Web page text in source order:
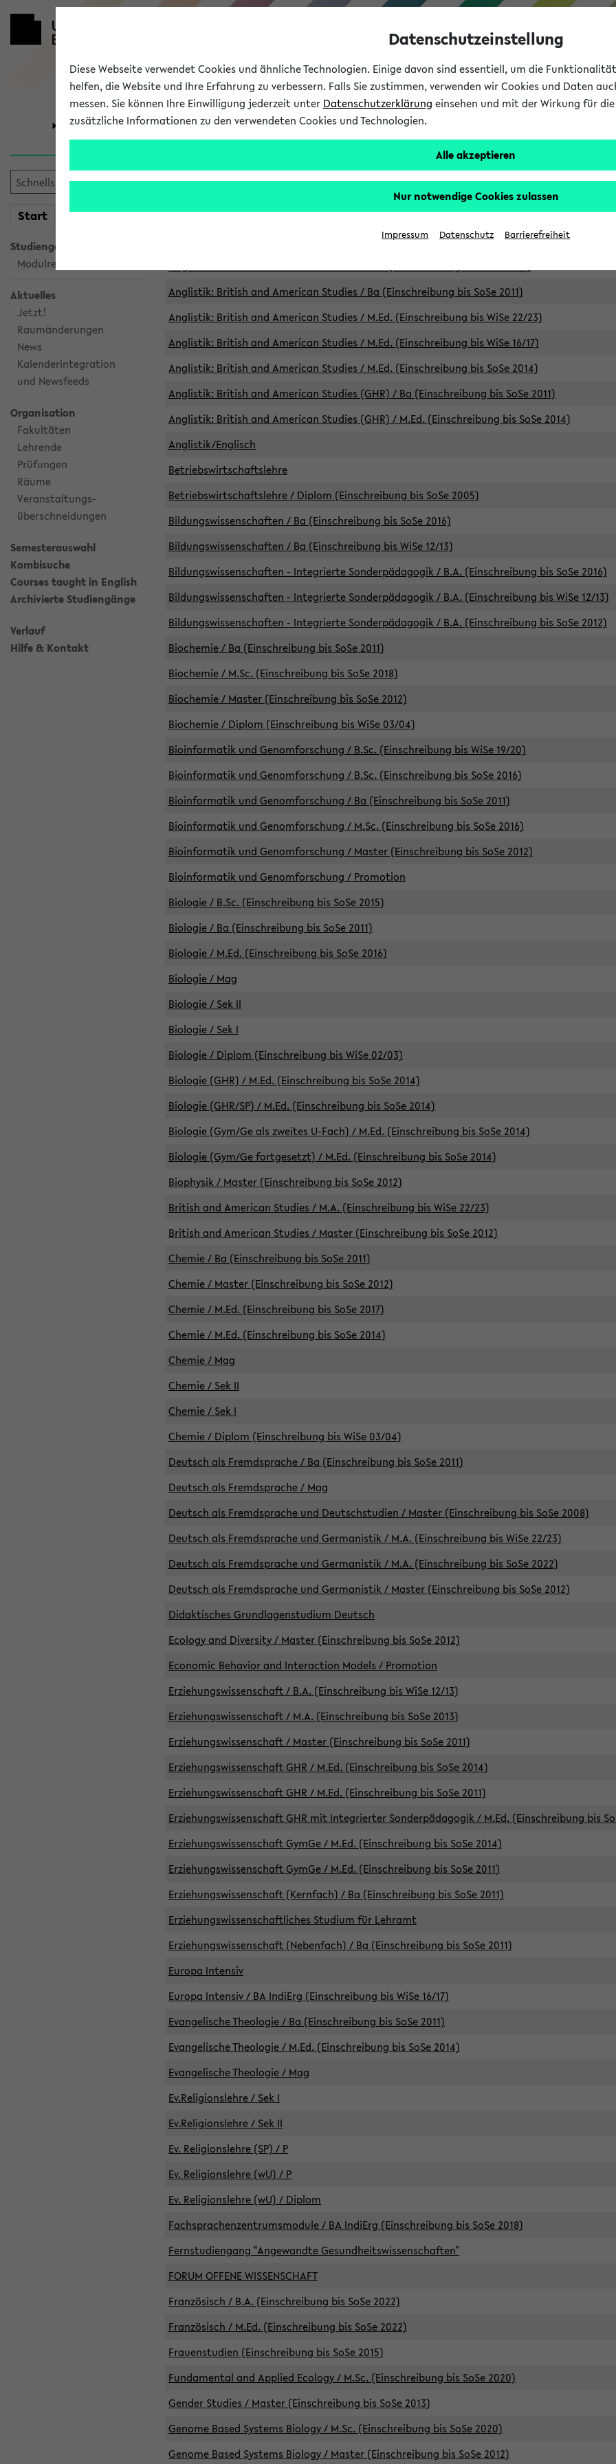
Universität Forschung Studium
Start meineKVV
Studiengangsauswahl
Modulrecherche
Aktuelles
Jetzt!
Raumänderungen
News
Kalenderintegration
und Newsfeeds
Organisation
Fakultäten
Lehrende
Prüfungen
Räume
Veranstaltungs-
überschneidungen
Semesterauswahl
Kombisuche
Courses taught in English
Archivierte Studiengänge
Verlauf
Hilfe & Kontakt
Archivierte Studiengänge
Anglistik: British and American Studies / B.A. (Einschreibung bis WiSe 16/17)
Anglistik: British and American Studies / B.A. (Einschreibung bis SoSe 2015)
Anglistik: British and American Studies / Ba (Einschreibung bis SoSe 2011)
Anglistik: British and American Studies / M.Ed. (Einschreibung bis WiSe 22/23)
Anglistik: British and American Studies / M.Ed. (Einschreibung bis WiSe 16/17)
Anglistik: British and American Studies / M.Ed. (Einschreibung bis SoSe 2014)
Anglistik: British and American Studies (GHR) / Ba (Einschreibung bis SoSe 2011)
Anglistik: British and American Studies (GHR) / M.Ed. (Einschreibung bis SoSe 2014)
Anglistik/Englisch
Betriebswirtschaftslehre
Betriebswirtschaftslehre / Diplom (Einschreibung bis SoSe 2005)
Bildungswissenschaften / Ba (Einschreibung bis SoSe 2016)
Bildungswissenschaften / Ba (Einschreibung bis WiSe 12/13)
Bildungswissenschaften - Integrierte Sonderpädagogik / B.A. (Einschreibung bis SoSe 2016)
Bildungswissenschaften - Integrierte Sonderpädagogik / B.A. (Einschreibung bis WiSe 12/13)
Bildungswissenschaften - Integrierte Sonderpädagogik / B.A. (Einschreibung bis SoSe 2012)
Biochemie / Ba (Einschreibung bis SoSe 2011)
Biochemie / M.Sc. (Einschreibung bis SoSe 2018)
Biochemie / Master (Einschreibung bis SoSe 2012)
Biochemie / Diplom (Einschreibung bis WiSe 03/04)
Bioinformatik und Genomforschung / B.Sc. (Einschreibung bis WiSe 19/20)
Bioinformatik und Genomforschung / B.Sc. (Einschreibung bis SoSe 2016)
Bioinformatik und Genomforschung / Ba (Einschreibung bis SoSe 2011)
Bioinformatik und Genomforschung / M.Sc. (Einschreibung bis SoSe 2016)
Bioinformatik und Genomforschung / Master (Einschreibung bis SoSe 2012)
Bioinformatik und Genomforschung / Promotion
Biologie / B.Sc. (Einschreibung bis SoSe 2015)
Biologie / Ba (Einschreibung bis SoSe 2011)
Biologie / M.Ed. (Einschreibung bis SoSe 2016)
Biologie / Mag
Biologie / Sek II
Biologie / Sek I
Biologie / Diplom (Einschreibung bis WiSe 02/03)
Biologie (GHR) / M.Ed. (Einschreibung bis SoSe 2014)
Biologie (GHR/SP) / M.Ed. (Einschreibung bis SoSe 2014)
Biologie (Gym/Ge als zweites U-Fach) / M.Ed. (Einschreibung bis SoSe 2014)
Biologie (Gym/Ge fortgesetzt) / M.Ed. (Einschreibung bis SoSe 2014)
Biophysik / Master (Einschreibung bis SoSe 2012)
British and American Studies / M.A. (Einschreibung bis WiSe 22/23)
British and American Studies / Master (Einschreibung bis SoSe 2012)
Chemie / Ba (Einschreibung bis SoSe 2011)
Chemie / Master (Einschreibung bis SoSe 2012)
Chemie / M.Ed. (Einschreibung bis SoSe 2017)
Chemie / M.Ed. (Einschreibung bis SoSe 2014)
Chemie / Mag
Chemie / Sek II
Chemie / Sek I
Chemie / Diplom (Einschreibung bis WiSe 03/04)
Deutsch als Fremdsprache / Ba (Einschreibung bis SoSe 2011)
Deutsch als Fremdsprache / Mag
Deutsch als Fremdsprache und Deutschstudien / Master (Einschreibung bis SoSe 2008)
Deutsch als Fremdsprache und Germanistik / M.A. (Einschreibung bis WiSe 22/23)
Deutsch als Fremdsprache und Germanistik / M.A. (Einschreibung bis SoSe 2022)
Deutsch als Fremdsprache und Germanistik / Master (Einschreibung bis SoSe 2012)
Didaktisches Grundlagenstudium Deutsch
Ecology and Diversity / Master (Einschreibung bis SoSe 2012)
Economic Behavior and Interaction Models / Promotion
Erziehungswissenschaft / B.A. (Einschreibung bis WiSe 12/13)
Erziehungswissenschaft / M.A. (Einschreibung bis SoSe 2013)
Erziehungswissenschaft / Master (Einschreibung bis SoSe 2011)
Erziehungswissenschaft GHR / M.Ed. (Einschreibung bis SoSe 2014)
Erziehungswissenschaft GHR / M.Ed. (Einschreibung bis SoSe 2011)
Erziehungswissenschaft GHR mit Integrierter Sonderpädagogik / M.Ed. (Einschreibung bis
Erziehungswissenschaft GymGe / M.Ed. (Einschreibung bis SoSe 2014)
Erziehungswissenschaft GymGe / M.Ed. (Einschreibung bis SoSe 2011)
Erziehungswissenschaft (Kernfach) / Ba (Einschreibung bis SoSe 2011)
Erziehungswissenschaftliches Studium für Lehramt
Erziehungswissenschaft (Nebenfach) / Ba (Einschreibung bis SoSe 2011)
Europa Intensiv
Europa Intensiv / BA IndiErg (Einschreibung bis WiSe 16/17)
Evangelische Theologie / Ba (Einschreibung bis SoSe 2011)
Evangelische Theologie / M.Ed. (Einschreibung bis SoSe 2014)
Evangelische Theologie / Mag
Ev.Religionslehre / Sek I
Ev.Religionslehre / Sek II
Ev. Religionslehre (SP) / P
Ev. Religionslehre (wU) / P
Ev. Religionslehre (wU) / Diplom
Fachsprachenzentrumsmodule / BA IndiErg (Einschreibung bis SoSe 2018)
Fernstudiengang "Angewandte Gesundheitswissenschaften"
FORUM OFFENE WISSENSCHAFT
Französisch / B.A. (Einschreibung bis SoSe 2022)
Französisch / M.Ed. (Einschreibung bis SoSe 2022)
Frauenstudien (Einschreibung bis SoSe 2015)
Fundamental and Applied Ecology / M.Sc. (Einschreibung bis SoSe 2020)
Gender Studies / Master (Einschreibung bis SoSe 2013)
Genome Based Systems Biology / M.Sc. (Einschreibung bis SoSe 2020)
Genome Based Systems Biology / Master (Einschreibung bis SoSe 2012)
Datenschutzeinstellung
Diese Webseite verwendet Cookies und ähnliche Technologien. Einige davon sind essentiell, um die
helfen, die Website und Ihre Erfahrung zu verbessern. Falls Sie zustimmen, verwenden wir Cookies und Daten
messen. Sie können Ihre Einwilligung jederzeit unter Datenschutzerklärung einsehen und mit der Wirkung für
zusätzliche Informationen zu den verwendeten Cookies und Technologien.
Alle akzeptieren
Nur notwendige Cookies zulassen
Impressum Datenschutz Barrierefreiheit